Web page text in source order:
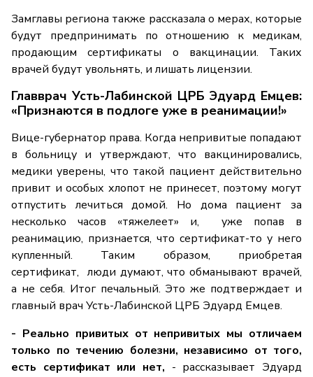
Замглавы региона также рассказала о мерах, которые
будут предпринимать по отношению к медикам,
продающим сертификаты о вакцинации. Таких
врачей будут увольнять, и лишать лицензии.
Главврач Усть-Лабинской ЦРБ Эдуард Емцев:
«Признаются в подлоге уже в реанимации!»
Вице-губернатор права. Когда непривитые попадают
в больницу и утверждают, что вакцинировались,
медики уверены, что такой пациент действительно
привит и особых хлопот не принесет, поэтому могут
отпустить лечиться домой. Но дома пациент за
несколько часов «тяжелеет» и, уже попав в
реанимацию, признается, что сертификат-то у него
купленный. Таким образом, приобретая
сертификат, люди думают, что обманывают врачей,
а не себя. Итог печальный. Это же подтверждает и
главный врач Усть-Лабинской ЦРБ Эдуард Емцев.
- Реально привитых от непривитых мы отличаем
только по течению болезни, независимо от того,
есть сертификат или нет, - рассказывает Эдуард